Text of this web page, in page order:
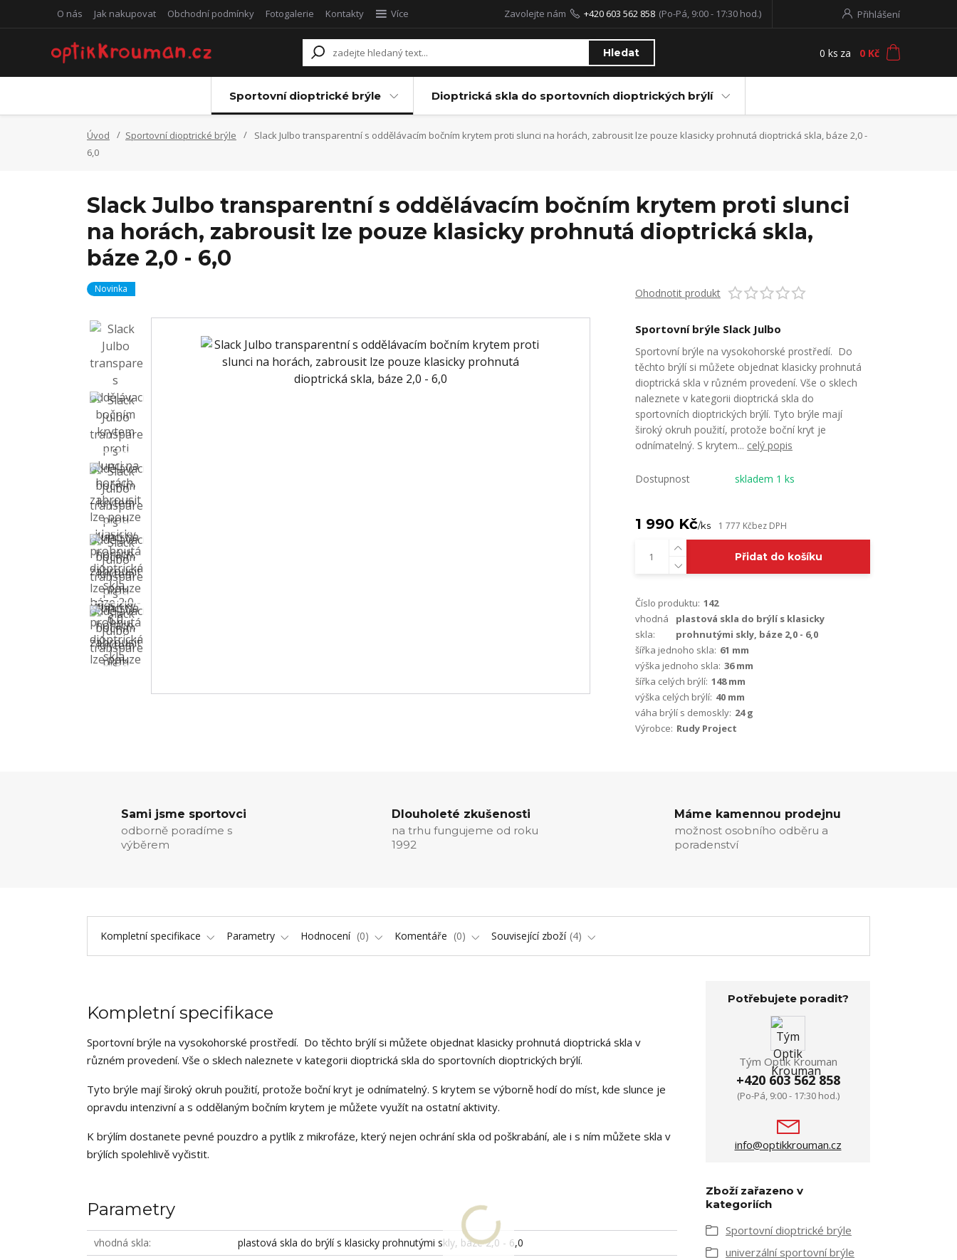
O nás Jak nakupovat Obchodní podmínky Fotogalerie Kontakty Více Přihlášení
Hledat
Zavolejte nám +420 603 562 858 (Po-Pá, 9:00 - 17:30 hod.)
0 ks za 0 Kč
Sportovní dioptrické brýle Dioptrická skla do sportovních dioptrických brýlí
Úvod Sportovní dioptrické brýle
Slack Julbo transparentní s oddělávacím bočním krytem proti slunci na horách, zabrousit lze pouze klasicky prohnutá dioptrická skla, báze 2,0 -
6,0
Slack Julbo transparentní s oddělávacím bočním krytem proti slunci
na horách, zabrousit lze pouze klasicky prohnutá dioptrická skla,
báze 2,0 - 6,0
Novinka Ohodnotit produkt
Sportovní brýle Slack Julbo
Sportovní brýle na vysokohorské prostředí. Do
těchto brýlí si můžete objednat klasicky prohnutá
dioptrická skla v různém provedení. Vše o sklech
naleznete v kategorii dioptrická skla do
sportovních dioptrických brýlí. Tyto brýle mají
široký okruh použití, protože boční kryt je
odnímatelný. S krytem... celý popis
Dostupnost skladem 1 ks
1 990 Kč/ks 1 777 Kčbez DPH
Přidat do košíku
Číslo produktu: 142
vhodná
skla:
plastová skla do brýlí s klasicky
prohnutými skly, báze 2,0 - 6,0
šířka jednoho skla: 61 mm
výška jednoho skla: 36 mm
šířka celých brýlí: 148 mm
výška celých brýlí: 40 mm
váha brýlí s demoskly: 24 g
Výrobce: Rudy Project
Sami jsme sportovci
odborně poradíme s
výběrem
Dlouholeté zkušenosti
na trhu fungujeme od roku
1992
Máme kamennou prodejnu
možnost osobního odběru a
poradenství
Kompletní specifikace Parametry Hodnocení 0 Komentáře 0 Související zboží 4
Kompletní specifikace
Sportovní brýle na vysokohorské prostředí. Do těchto brýlí si můžete objednat klasicky prohnutá dioptrická skla v
různém provedení. Vše o sklech naleznete v kategorii dioptrická skla do sportovních dioptrických brýlí.
Tyto brýle mají široký okruh použití, protože boční kryt je odnímatelný. S krytem se výborně hodí do míst, kde slunce je
opravdu intenzivní a s oddělaným bočním krytem je můžete využít na ostatní aktivity.
K brýlím dostanete pevné pouzdro a pytlík z mikrofáze, který nejen ochrání skla od poškrabání, ale i s ním můžete skla v
brýlích spolehlivě vyčistit.
Parametry
vhodná skla
plastová skla do brýlí s klasicky prohnutými skly, báze 2,0 - 6,0
Potřebujete poradit?
Tým Optik Krouman
+420 603 562 858
(Po-Pá, 9:00 - 17:30 hod.)
info@optikkrouman.cz
Zboží zařazeno v
kategoriích
Sportovní dioptrické brýle
univerzální sportovní brýle